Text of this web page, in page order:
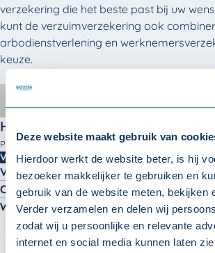
Deze website maakt gebruik van
Hierdoor werkt de website beter, is hij
bezoeker makkelijker te gebruiken en
gebruik van de website meten, bekijken
Verder verzamelen en delen wij
zodat wij u persoonlijke en relevante
internet en social media kunnen laten
verzekering die het beste past bij uw
kunt de verzuimverzekering ook
arbodienstverlening en
keuze.
Compleet
HandenVrij Compleet
Pakket
HandenVrij Compleet -
Verzekeringen
Verzuimverzekering
Ongevallenverzekering
Werknemersverzekering
PLUS-verzekering (agrarisch/groen)
Inkomen Gezond Verzekering